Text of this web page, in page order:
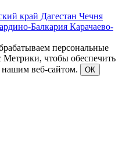
край Дагестан Чечня
Балкария Карачаево-
персональные
Метрики, чтобы обеспечить
нашим веб-сайтом.
ОК